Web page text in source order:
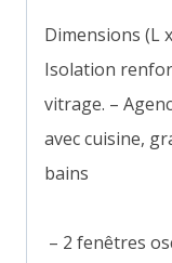
Dimensions (L
Isolation
vitrage. –
avec cuisine,
bains
– 2 fenêtres